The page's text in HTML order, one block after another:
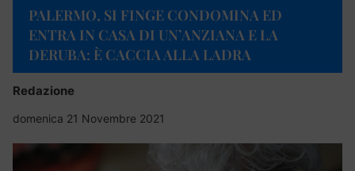
PALERMO, SI FINGE CONDOMINA ED
ENTRA IN CASA DI UN’ANZIANA E LA
DERUBA: È CACCIA ALLA LADRA
Redazione
domenica 21 Novembre 2021